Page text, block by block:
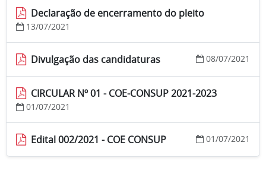
Declaração de encerramento do pleito
13/07/2021
Divulgação das candidaturas 08/07/2021
CIRCULAR Nº 01 - COE-CONSUP 2021-2023
01/07/2021
Edital 002/2021 - COE CONSUP 01/07/2021